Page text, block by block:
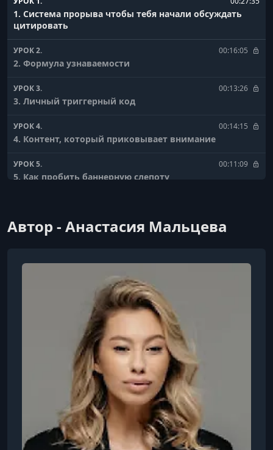
1. Система прорыва чтобы тебя начали обсуждать
цитировать
УРОК 2. 00:16:05
2. Формула узнаваемости
УРОК 3. 00:13:26
3. Личный триггерный код
УРОК 4. 00:14:15
4. Контент, который приковывает внимание
УРОК 5. 00:11:09
5. Как пробить баннерную слепоту
6.2 Триггеры Насти Мальцевой и их разбор
6.3 Авторская система набора подписчиков
Автор - Анастасия Мальцева